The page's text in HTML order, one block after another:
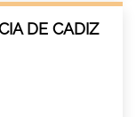
DE CADIZ